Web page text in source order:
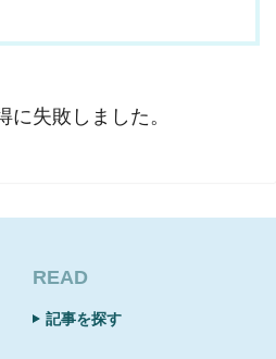
に失敗しました。
READ
記事を探す